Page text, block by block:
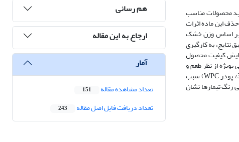
محصولات مناسب
این مادهاثرات
3 درصد بر اساس وزن خشک
به کارگیری
کیفیت محصول
بویژهاز نظر طعم و
WPC) سبب
رنگ تیمارها نشان
هم رسانی
ارجاع به این مقاله
آمار
تعداد مشاهده مقاله 151
تعداد دریافت فایل اصل مقاله 243